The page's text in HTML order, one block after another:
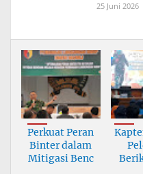
25 Juni 2026
Perkuat Peran
Binter dalam
Mitigasi Benc